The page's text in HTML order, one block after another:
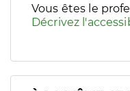
Vous êtes le
Décrivez